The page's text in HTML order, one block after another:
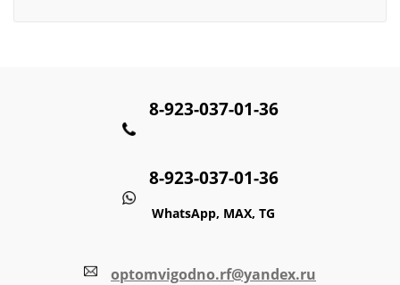
8-923-037-01-36
8-923-037-01-36
WhatsApp, MAX, TG
optomvigodno.rf@yandex.ru